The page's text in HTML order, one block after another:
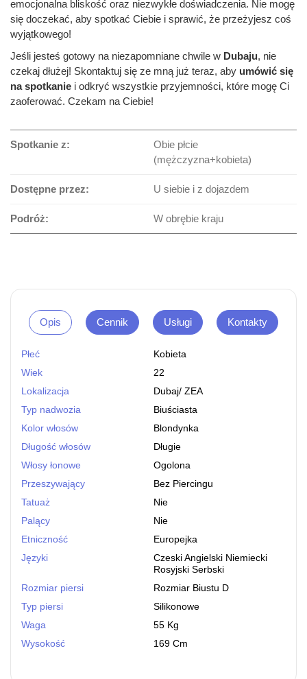
emocjonalna bliskość oraz niezwykłe doświadczenia. Nie mogę
się doczekać, aby spotkać Ciebie i sprawić, że przeżyjesz coś
wyjątkowego!
Jeśli jesteś gotowy na niezapomniane chwile w Dubaju, nie
czekaj dłużej! Skontaktuj się ze mną już teraz, aby umówić się
na spotkanie i odkryć wszystkie przyjemności, które mogę Ci
zaoferować. Czekam na Ciebie!
Spotkanie z:
Obie płcie
(mężczyzna+kobieta)
Dostępne przez: U siebie i z dojazdem
Podróż: W obrębie kraju
Opis Cennik Usługi Kontakty
Płeć
Kobieta
Wiek
22
Lokalizacja
Dubaj/ ZEA
Typ nadwozia
Biuściasta
Kolor włosów
Blondynka
Długość włosów
Długie
Włosy łonowe
Ogolona
Przeszywający
Bez Piercingu
Tatuaż
Nie
Palący
Nie
Etniczność
Europejka
Języki
Czeski Angielski Niemiecki
Rosyjski Serbski
Rozmiar piersi
Rozmiar Biustu D
Typ piersi
Silikonowe
Waga
55 Kg
Wysokość
169 Cm